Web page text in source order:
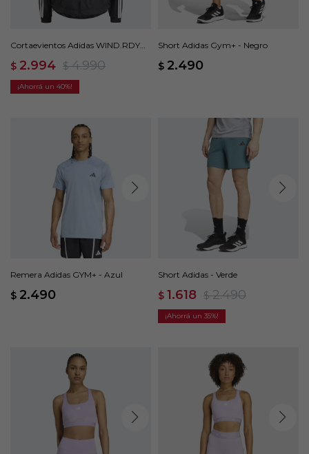
Cortaevientos Adidas WIND.RDY
$ 2.994 $ 4.990
40
Short Adidas Gym+ - Negro
$ 2.490
Remera Adidas GYM+ - Azul
$ 2.490
Short Adidas - Verde
$ 1.618 $ 2.490
35